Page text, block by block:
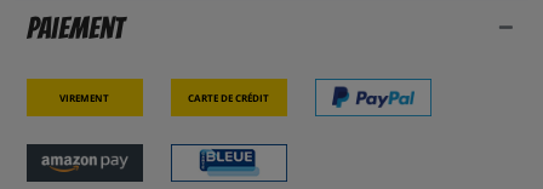
Paiement
Virement Carte de crédit